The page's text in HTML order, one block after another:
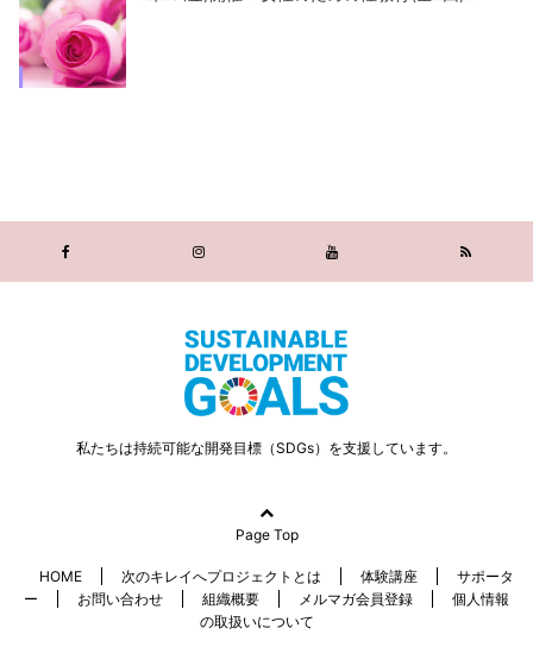
私たちは持続可能な開発目標（SDGs）を支援しています。
Page Top
HOME 次のキレイへプロジェクトとは 体験講座
サポータ
ー
お問い合わせ 組織概要 メルマガ会員登録
個人情報
の取扱いについて